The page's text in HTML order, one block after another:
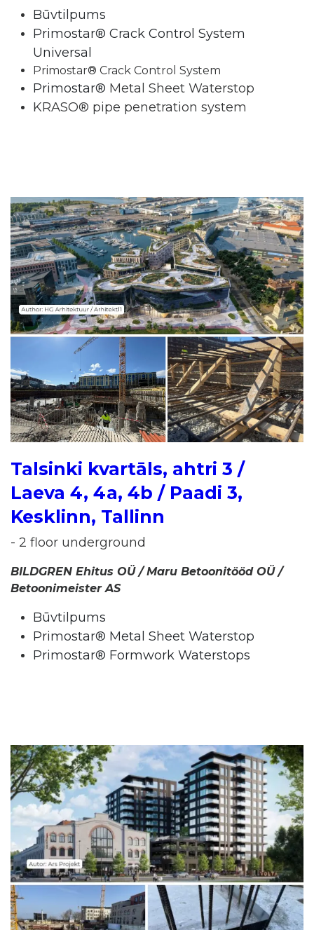
Būvtilpums
Primostar® Crack Control System
Universal
Primostar® Crack Control System
Primostar® Metal Sheet Waterstop
KRASO® pipe penetration system
Talsinki kvartāls, ahtri 3 /
Laeva 4, 4a, 4b / Paadi 3,
Kesklinn, Tallinn
- 2 floor underground
BILDGREN Ehitus OÜ / Maru Betoonitööd OÜ /
Betoonimeister AS
Būvtilpums
Primostar® Metal Sheet Waterstop
Primostar® Formwork Waterstops